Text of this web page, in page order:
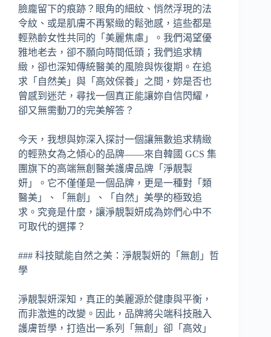
臉龐留下的痕跡？眼角的細紋、悄然浮現的法
令紋、或是肌膚不再緊緻的鬆弛感，這些都是
輕熟齡女性共同的「美麗焦慮」。我們渴望優
雅地老去，卻不願向時間低頭；我們追求精
緻，卻也深知傳統醫美的風險與恢復期。在追
求「自然美」與「高效保養」之間，妳是否也
曾感到迷茫，尋找一個真正能讓妳自信閃耀，
卻又無需動刀的完美解答？
今天，我想與妳深入探討一個讓無數追求精緻
的輕熟女為之傾心的品牌——來自韓國 GCS 集
團旗下的高端無創醫美護膚品牌「淨靚製
妍」。它不僅僅是一個品牌，更是一種對「類
醫美」、「無創」、「自然」美學的極致追
求。究竟是什麼，讓淨靚製妍成為妳們心中不
可取代的選擇？
### 科技賦能自然之美：淨靚製妍的「無創」哲
學
淨靚製妍深知，真正的美麗源於健康與平衡，
而非激進的改變。因此，品牌將尖端科技融入
護膚哲學，打造出一系列「無創」卻「高效」